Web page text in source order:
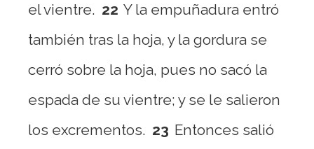
el vientre. 22 Y la empuñadura entró
también tras la hoja, y la gordura se
cerró sobre la hoja, pues no sacó la
espada de su vientre; y se le salieron
los excrementos. 23 Entonces salió